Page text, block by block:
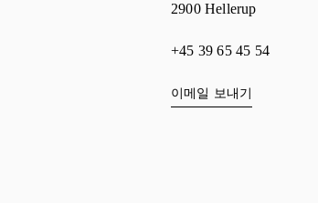
2900 Hellerup
+45 39 65 45 54
이메일 보내기